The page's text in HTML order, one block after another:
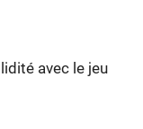
avec le jeu